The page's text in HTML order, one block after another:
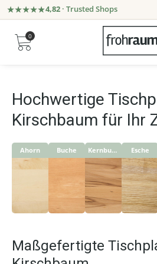
4,82 · Trusted Shops
0
Hochwertige
Kirschbaum für Ihr
Ahorn Buche Kernbuche Esche
Maßgefertigte